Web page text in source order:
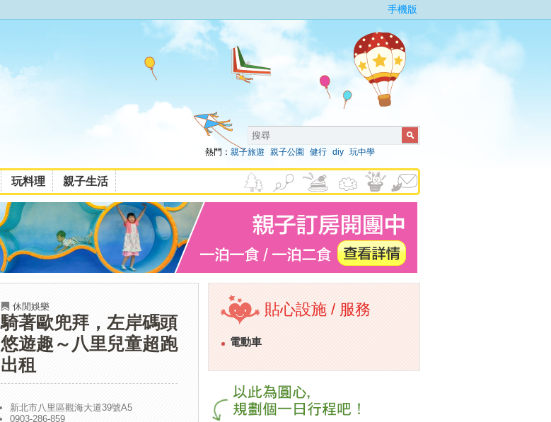
手機版
熱門： 親子旅遊 親子公園 健行 diy 玩中學
玩料理 親子生活
休閒娛樂
騎著歐兜拜，左岸碼頭
悠遊趣～八里兒童超跑
出租
新北市八里區觀海大道39號A5
0903-286-859
貼心設施 / 服務
電動車